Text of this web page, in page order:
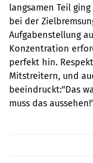
langsamen Teil
bei der
Aufgabenstellung
Konzentration
perfekt hin.
Mitstreitern, und
beeindruckt:"Das
muss das